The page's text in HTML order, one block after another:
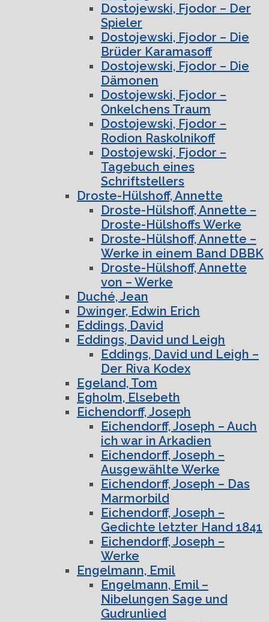
Dostojewski, Fjodor – Der
Spieler
Dostojewski, Fjodor – Die
Brüder Karamasoff
Dostojewski, Fjodor – Die
Dämonen
Dostojewski, Fjodor –
Onkelchens Traum
Dostojewski, Fjodor –
Rodion Raskolnikoff
Dostojewski, Fjodor –
Tagebuch eines
Schriftstellers
Droste-Hülshoff, Annette
Droste-Hülshoff, Annette –
Droste-Hülshoffs Werke
Droste-Hülshoff, Annette –
Werke in einem Band DBBK
Droste-Hülshoff, Annette
von – Werke
Duché, Jean
Dwinger, Edwin Erich
Eddings, David
Eddings, David und Leigh
Eddings, David und Leigh –
Der Riva Kodex
Egeland, Tom
Egholm, Elsebeth
Eichendorff, Joseph
Eichendorff, Joseph – Auch
ich war in Arkadien
Eichendorff, Joseph –
Ausgewählte Werke
Eichendorff, Joseph – Das
Marmorbild
Eichendorff, Joseph –
Gedichte letzter Hand 1841
Eichendorff, Joseph –
Werke
Engelmann, Emil
Engelmann, Emil –
Nibelungen Sage und
Gudrunlied